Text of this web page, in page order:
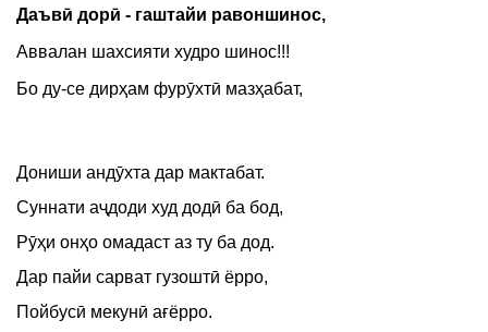
Даъвӣ дорӣ - гаштайи равоншинос,
Аввалан шахсияти худро шинос!!!
Бо ду-се дирҳам фурӯхтӣ мазҳабат,
Дониши андӯхта дар мактабат.
Суннати аҷдоди худ додӣ ба бод,
Рӯҳи онҳо омадаст аз ту ба дод.
Дар пайи сарват гузоштӣ ёрро,
Пойбусӣ мекунӣ ағёрро.